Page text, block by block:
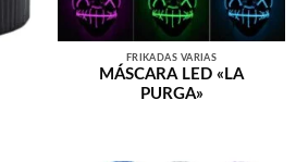
FRIKADAS VARIAS
MÁSCARA LED «LA
PURGA»